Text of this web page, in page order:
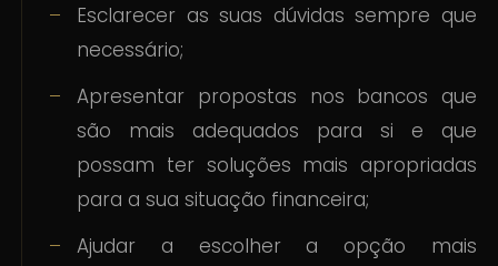
Esclarecer as suas dúvidas sempre que
necessário;
Apresentar propostas nos bancos que
são mais adequados para si e que
possam ter soluções mais apropriadas
para a sua situação financeira;
Ajudar a escolher a opção mais